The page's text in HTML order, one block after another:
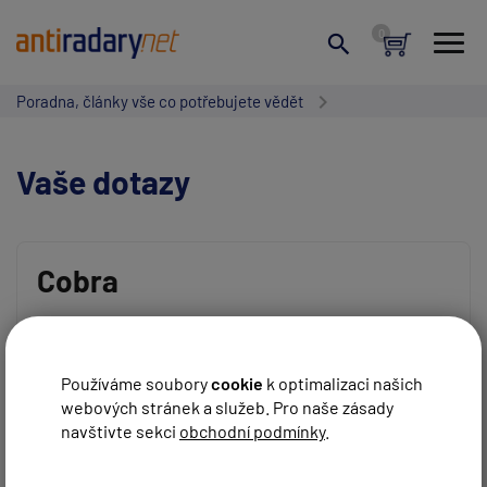
Používáme souborycookie k optimalizaci našich
webových stránek a služeb. Pro naše zásady
navštivte sekci obchodní podmínky.
Poradna, články vše co potřebujete vědět
Vaše dotazy
Vaše jméno:
Váš e-mail:
Cobra
Frizerka před 16 roky REAGOVAT